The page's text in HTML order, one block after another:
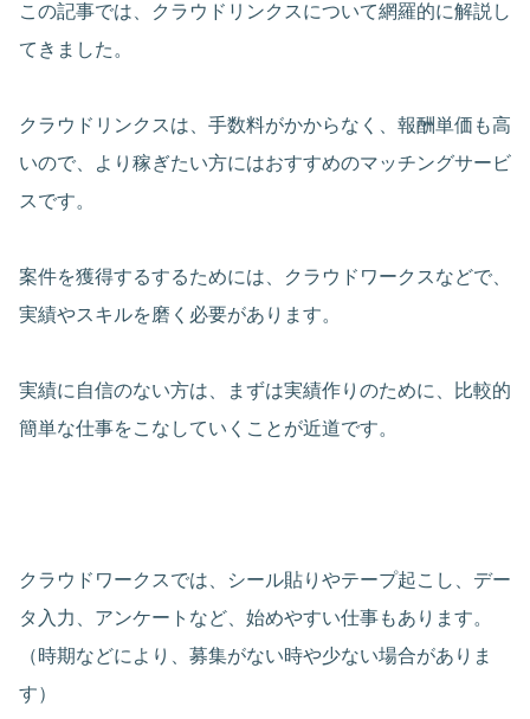
この記事では、クラウドリンクスについて網羅的に解説し
てきました。
クラウドリンクスは、手数料がかからなく、報酬単価も高
いので、より稼ぎたい方にはおすすめのマッチングサービ
スです。
案件を獲得するするためには、クラウドワークスなどで、
実績やスキルを磨く必要があります。
実績に自信のない方は、まずは実績作りのために、比較的
簡単な仕事をこなしていくことが近道です。
クラウドワークスでは、シール貼りやテープ起こし、デー
タ入力、アンケートなど、始めやすい仕事もあります。
（時期などにより、募集がない時や少ない場合がありま
す）